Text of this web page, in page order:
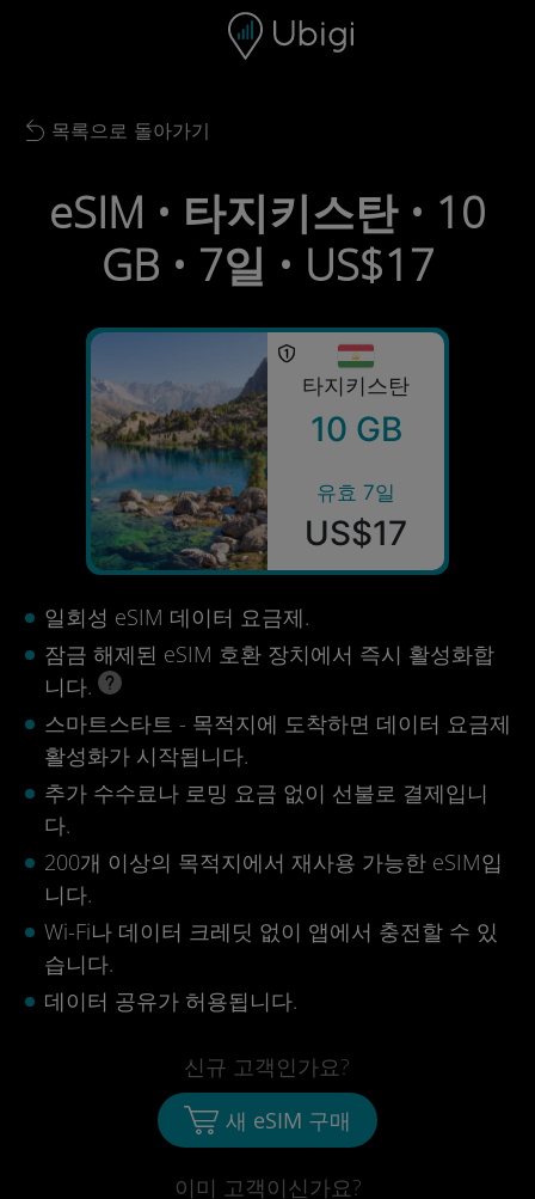
내비게이션 바 하단
Back to list
목록으로 돌아가기
eSIM • 타지키스탄 • 10
GB • 7일 • US$17
타지키스탄
10 GB
유효 7일
US$17
일회성 eSIM 데이터 요금제.
잠금 해제된 eSIM 호환 장치에서 즉시 활성화합
니다.
스마트스타트 - 목적지에 도착하면 데이터 요금제
활성화가 시작됩니다.
추가 수수료나 로밍 요금 없이 선불로 결제입니
다.
200개 이상의 목적지에서 재사용 가능한 eSIM입
니다.
Wi-Fi나 데이터 크레딧 없이 앱에서 충전할 수 있
습니다.
데이터 공유가 허용됩니다.
이미 고객이신가요?
신규 고객인가요?
새 eSIM 구매